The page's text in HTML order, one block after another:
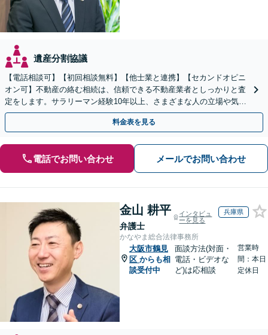
遺産分割協議
【電話相談可】【初回相談無料】【他士業と連携】【セカンドオピニ
オン可】不動産の絡む相続は、信頼できる不動産業者としっかりと査
定をします。サラリーマン経験10年以上、さまざまな人の立場や気持
ちが分かります。遺産分割や相続放棄もお任せください。
料金表を見る
電話でお問い合わせ メールでお問い合わせ
金山 耕平
弁護士
インタビュ
ーを見る
兵庫県
かなやま総合法律事務所
大阪市鶴見
区 からも相
談受付中
面談方法(対面・
電話・ビデオな
ど)は応相談
営業時
間：本日
定休日